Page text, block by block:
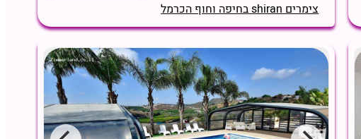
צימרים shiran בחיפה וחוף הכרמל